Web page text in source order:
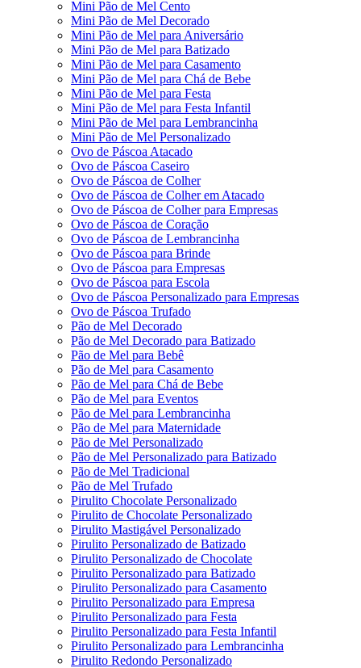
Mini Pão de Mel Cento
Mini Pão de Mel Decorado
Mini Pão de Mel para Aniversário
Mini Pão de Mel para Batizado
Mini Pão de Mel para Casamento
Mini Pão de Mel para Chá de Bebe
Mini Pão de Mel para Festa
Mini Pão de Mel para Festa Infantil
Mini Pão de Mel para Lembrancinha
Mini Pão de Mel Personalizado
Ovo de Páscoa Atacado
Ovo de Páscoa Caseiro
Ovo de Páscoa de Colher
Ovo de Páscoa de Colher em Atacado
Ovo de Páscoa de Colher para Empresas
Ovo de Páscoa de Coração
Ovo de Páscoa de Lembrancinha
Ovo de Páscoa para Brinde
Ovo de Páscoa para Empresas
Ovo de Páscoa para Escola
Ovo de Páscoa Personalizado para Empresas
Ovo de Páscoa Trufado
Pão de Mel Decorado
Pão de Mel Decorado para Batizado
Pão de Mel para Bebê
Pão de Mel para Casamento
Pão de Mel para Chá de Bebe
Pão de Mel para Eventos
Pão de Mel para Lembrancinha
Pão de Mel para Maternidade
Pão de Mel Personalizado
Pão de Mel Personalizado para Batizado
Pão de Mel Tradicional
Pão de Mel Trufado
Pirulito Chocolate Personalizado
Pirulito de Chocolate Personalizado
Pirulito Mastigável Personalizado
Pirulito Personalizado de Batizado
Pirulito Personalizado de Chocolate
Pirulito Personalizado para Batizado
Pirulito Personalizado para Casamento
Pirulito Personalizado para Empresa
Pirulito Personalizado para Festa
Pirulito Personalizado para Festa Infantil
Pirulito Personalizado para Lembrancinha
Pirulito Redondo Personalizado